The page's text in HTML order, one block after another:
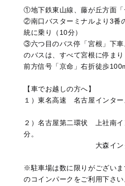
①地下鉄東山線、藤が丘方面「
②南口バスターミナルより3番
統に乗り（10分）
③六つ目のバス停「宮根」下
のバスは、すべて宮根に停まり
前方信号「京命」右折徒歩
【車でお越しの方へ】
１）東名高速 名古屋インター
２）名古屋第二環状 上社南イ
分。
大森インターチェ
※駐車場は数に限りがござい
のコインパークをご利用下さい